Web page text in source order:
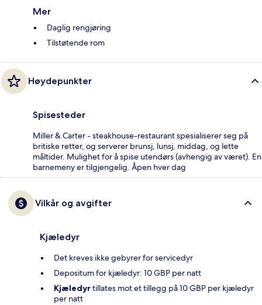
Mer
Daglig rengjøring
Tilstøtende rom
Høydepunkter
Spisesteder
Miller & Carter - steakhouse-restaurant spesialiserer seg på
britiske retter, og serverer brunsj, lunsj, middag, og lette
måltider. Mulighet for å spise utendørs (avhengig av været). En
barnemeny er tilgjengelig. Åpen hver dag
Vilkår og avgifter
Kjæledyr
Det kreves ikke gebyrer for servicedyr
Depositum for kjæledyr: 10 GBP per natt
Kjæledyrtillates mot et tillegg på 10 GBP per kjæledyr
per natt